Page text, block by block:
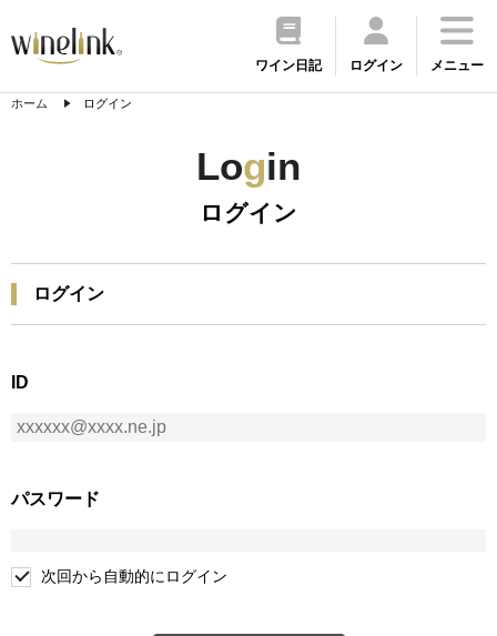
ワイン日記 ログイン メニュー
ホーム ログイン
Login
ログイン
ログイン
ID
パスワード
次回から自動的にログイン